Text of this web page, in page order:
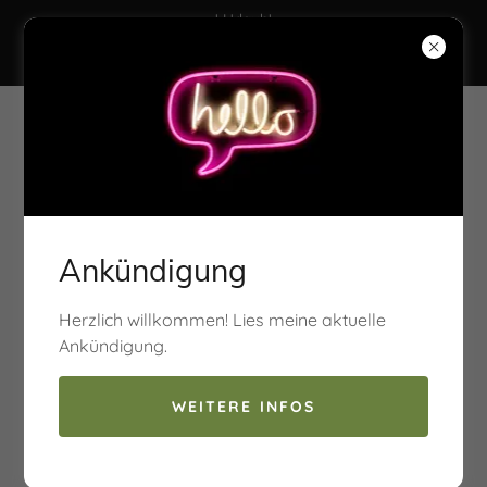
! Urlaub!
Nächste Ordination: Mo, 17. August 2026, ab 8°°
in der
Ordination Dr. Strasser
Impressum / Kontakt
Ankündigung
Herzlich willkommen! Lies meine aktuelle
Ankündigung.
WEITERE INFOS